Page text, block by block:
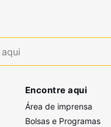
Encontre aqui
Área de imprensa
Bolsas e Programas